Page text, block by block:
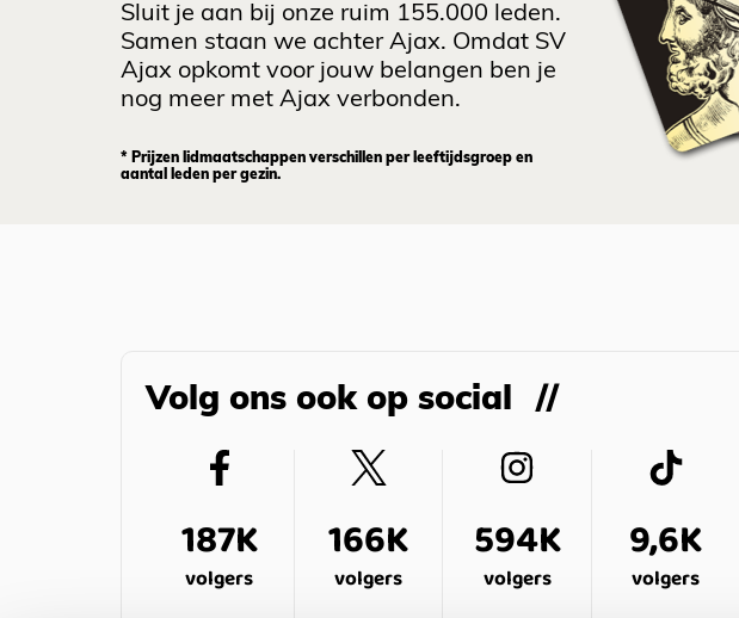
Sluit je aan bij onze ruim 155.000 leden.
Samen staan we achter Ajax. Omdat SV
Ajax opkomt voor jouw belangen ben je
nog meer met Ajax verbonden.
* Prijzen lidmaatschappen verschillen per leeftijdsgroep en
aantal leden per gezin.
Volg ons ook op social
187K
volgers
166K
volgers
594K
volgers
9,6K
volgers